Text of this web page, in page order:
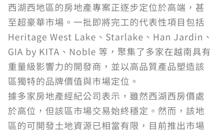
西湖西地區的房地產專案正逐步定位於高端，甚
至超豪華市場。一批即將完工的代表性項目包括
Heritage West Lake、Starlake、Han Jardin、
GIA by KITA、Noble 等，聚集了多家在越南具有
重量級影響力的開發商，並以高品質產品塑造該
區獨特的品牌價值與市場定位。
據多家房地產經紀公司表示，雖然西湖西房價處
於高位，但該區市場交易始終穩定。然而，該地
區的可開發土地資源已相當有限，目前推出市場